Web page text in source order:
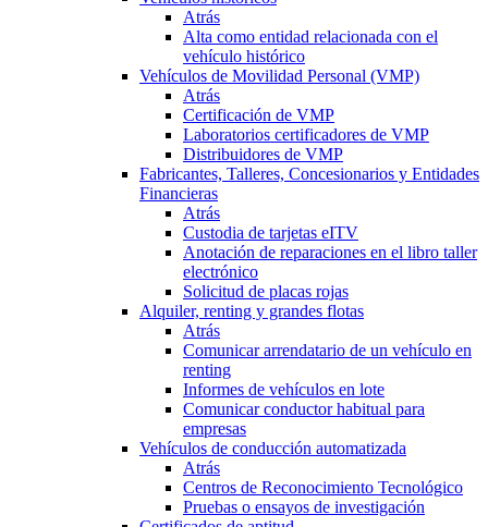
Atrás
Alta como entidad relacionada con el
vehículo histórico
Vehículos de Movilidad Personal (VMP)
Atrás
Certificación de VMP
Laboratorios certificadores de VMP
Distribuidores de VMP
Fabricantes, Talleres, Concesionarios y Entidades
Financieras
Atrás
Custodia de tarjetas eITV
Anotación de reparaciones en el libro taller
electrónico
Solicitud de placas rojas
Alquiler, renting y grandes flotas
Atrás
Comunicar arrendatario de un vehículo en
renting
Informes de vehículos en lote
Comunicar conductor habitual para
empresas
Vehículos de conducción automatizada
Atrás
Centros de Reconocimiento Tecnológico
Pruebas o ensayos de investigación